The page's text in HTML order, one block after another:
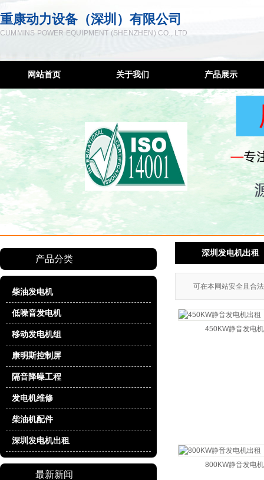
重康动力设备（深圳）有限公司
CUMMINS POWER EQUIPMENT (SHENZHEN) CO., LTD
网站首页 关于我们
联系方式
服务宗旨
售后网络
产品展示
柴油发电机
低噪音发电机
移动发电机组
康明斯控制屏
隔音降噪工程
柴油机配件
深圳发电机出租
产品分类
柴油发电机
低噪音发电机
移动发电机组
康明斯控制屏
隔音降噪工程
发电机维修
柴油机配件
深圳发电机出租
最新新闻
深圳发电机出租
可在本网站安全且合
450KW静音发电
800KW静音发电